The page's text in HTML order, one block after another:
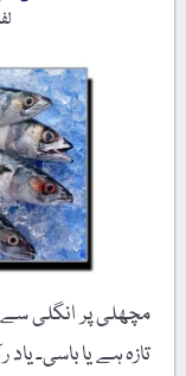
مچھلی پر انگلی سے
تازہ ہے یا باسی۔